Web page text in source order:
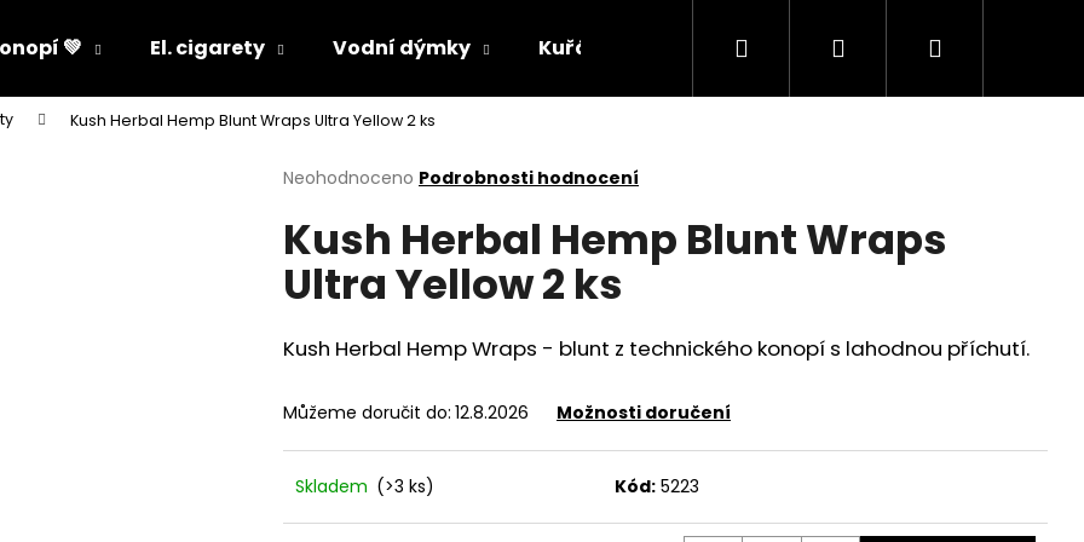
💚 El. cigarety Vodní dýmky Kuřácké potřeby Žvýkací tabák
Hledat PřihlášeníNákupní
Kush Herbal Hemp Blunt Wraps Ultra Yellow 2 ks
Průměrné
produktu
je
0,0
z
hvězdiček.
Neohodnoceno Podrobnosti hodnocení
Kush Herbal Hemp Blunt Wraps
Ultra Yellow 2 ks
Kush Herbal Hemp Wraps - blunt z technického konopí s lahodnou příchutí.
Můžeme doručit do: 12.8.2026 Možnosti doručení
Skladem (>3 ks) Kód: 5223
Co potřebujete najít?
HLEDAT